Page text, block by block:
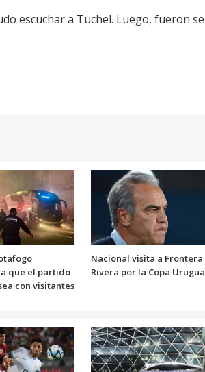
escuchar a Tuchel. Luego, fueron
que el partido
con visitantes
Nacional visita a Frontera
Rivera por la Copa